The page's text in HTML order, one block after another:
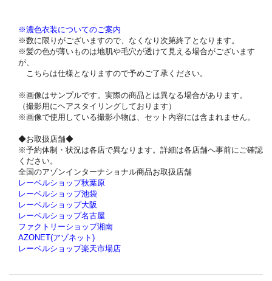
※濃色衣装についてのご案内
※数に限りがございますので、なくなり次第終了となります。
※髪の色が薄いものは地肌や毛穴が透けて見える場合がございます
が、
こちらは仕様となりますので予めご了承ください。
※画像はサンプルです。実際の商品とは異なる場合があります。
（撮影用にヘアスタイリングしております）
※画像で使用している撮影小物は、セット内容には含まれません。
◆お取扱店舗◆
※予約体制・状況は各店で異なります。詳細は各店舗へ事前にご確認
ください。
全国のアゾンインターナショナル商品お取扱店舗
レーベルショップ秋葉原
レーベルショップ池袋
レーベルショップ大阪
レーベルショップ名古屋
ファクトリーショップ湘南
AZONET(アゾネット)
レーベルショップ楽天市場店